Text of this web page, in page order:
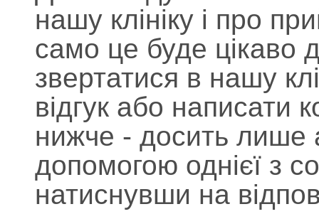
нашу клініку і про
само це буде цікаво
звертатися в нашу
відгук або
нижче - досить лише
допомогою однієї з
натиснувши на